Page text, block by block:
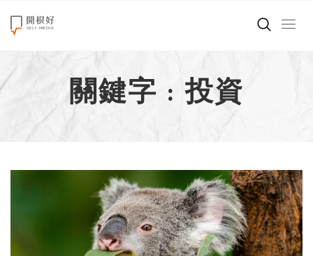
來點正能量
世界在想什麼
創造美好生活
職場商業經濟
關鍵字 : 投資